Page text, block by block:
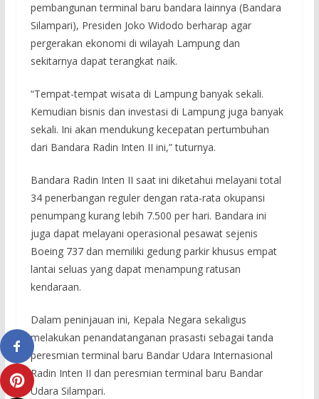
pembangunan terminal baru bandara lainnya (Bandara
Silampari), Presiden Joko Widodo berharap agar
pergerakan ekonomi di wilayah Lampung dan
sekitarnya dapat terangkat naik.
“Tempat-tempat wisata di Lampung banyak sekali.
Kemudian bisnis dan investasi di Lampung juga banyak
sekali. Ini akan mendukung kecepatan pertumbuhan
dari Bandara Radin Inten II ini,” tuturnya.
Bandara Radin Inten II saat ini diketahui melayani total
34 penerbangan reguler dengan rata-rata okupansi
penumpang kurang lebih 7.500 per hari. Bandara ini
juga dapat melayani operasional pesawat sejenis
Boeing 737 dan memiliki gedung parkir khusus empat
lantai seluas yang dapat menampung ratusan
kendaraan.
Dalam peninjauan ini, Kepala Negara sekaligus
melakukan penandatanganan prasasti sebagai tanda
peresmian terminal baru Bandar Udara Internasional
Radin Inten II dan peresmian terminal baru Bandar
Udara Silampari.